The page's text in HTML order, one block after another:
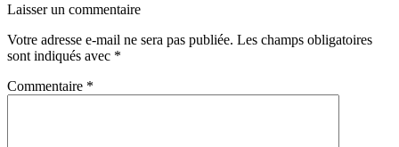
Laisser un commentaire
Votre adresse e-mail ne sera pas publiée. Les champs obligatoires
sont indiqués avec *
Commentaire *